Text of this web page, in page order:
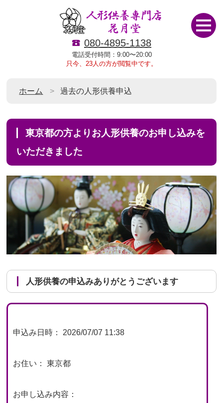
080-4895-1138
電話受付時間：9:00〜20:00
只今、23人の方が閲覧中です。
ホーム 過去の人形供養申込
東京都の方よりお人形供養のお申し込みを
いただきました
人形供養の申込みありがとうございます
申込み日時： 2026/07/07 11:38
お住い： 東京都
お申し込み内容：